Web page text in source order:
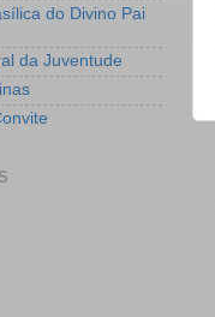
do Divino Pai
da Juventude